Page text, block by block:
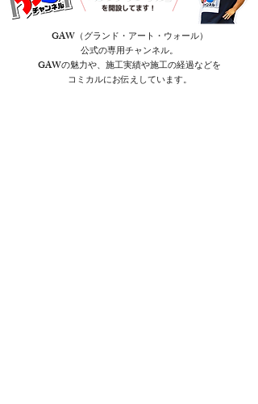
引き続きよろしくお願いいたします。
GAW（グランド・アート・ウォール）
公式の専用チャンネル。
GAWの魅力や、施工実績や施工の経過などを
コミカルにお伝えしています。